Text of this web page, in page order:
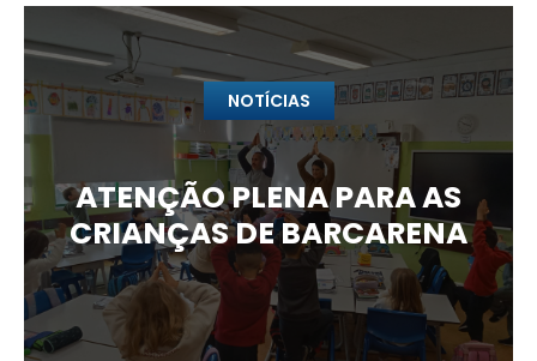
NOTÍCIAS
ATENÇÃO PLENA PARA AS
CRIANÇAS DE BARCARENA